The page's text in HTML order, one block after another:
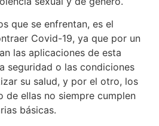
que se enfrentan, es el
Covid-19, ya que por un
las aplicaciones de esta
seguridad o las condiciones
su salud, y por el otro, los
de ellas no siempre cumplen
básicas.